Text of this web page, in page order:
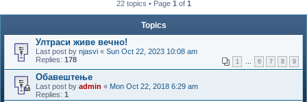
22 topics • Page 1 of 1
Topics
Ултраси живе вечно!
Last post by njasvi « Sun Oct 22, 2023 10:08 am
Replies: 178 1 … 6 7 8 9
Обавештење
Last post by admin « Mon Oct 22, 2018 6:29 am
Replies: 1